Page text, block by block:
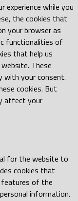
experience while you
the cookies that
your browser as
functionalities of
that help us
These
with your consent.
cookies. But
affect your
for the website to
cookies that
features of the
information.